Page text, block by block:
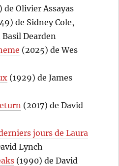
de Olivier Assayas
de Sidney Cole,
Dearden
(2025) de Wes
(1929) de James
(2017) de David
jours de Laura
Lynch
(1990) de David